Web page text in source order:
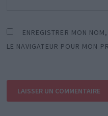
ENREGISTRER MON
LE NAVIGATEUR POUR MON